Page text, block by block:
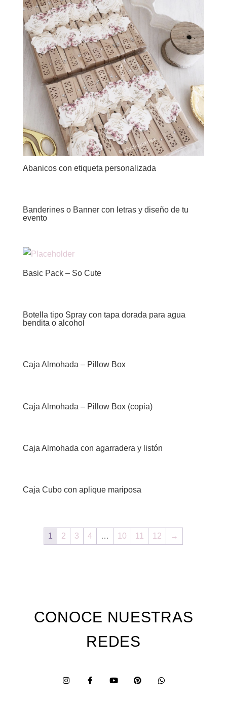
Abanicos con etiqueta personalizada
Banderines o Banner con letras y diseño de tu
evento
Basic Pack – So Cute
Botella tipo Spray con tapa dorada para agua
bendita o alcohol
Caja Almohada – Pillow Box
Caja Almohada – Pillow Box (copia)
Caja Almohada con agarradera y listón
Caja Cubo con aplique mariposa
1 2 3 4 … 10 11 12 →
CONOCE NUESTRAS
REDES